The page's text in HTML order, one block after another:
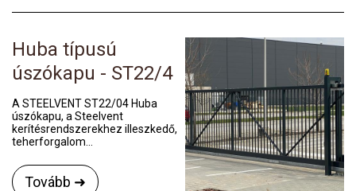
Huba típusú
úszókapu - ST22/4
A STEELVENT ST22/04 Huba
úszókapu, a Steelvent
kerítésrendszerekhez illeszkedő,
teherforgalom...
Tovább ➜